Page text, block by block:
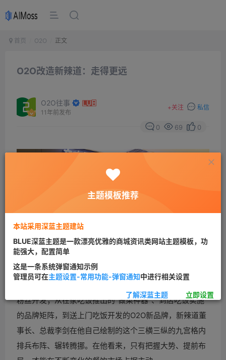
首页 O2O 正文
O2O改造新辣道：走得更远
O2O往事
11年前发布
+关注 私信
0 69 0
粉丝开发；从在家吃饭推出的“做菜神器”、到店吃饭实施
的品牌矩阵，到送上门吃饭开发的O2O新品牌，新辣道董
事长、总裁李剑在他自己绘制的这个三横三纵的九宫格内
排兵布阵、辗转腾挪。在他看来，只有把握大势、提前布
主题模板推荐
本站采用深蓝主题建站
BLUE深蓝主题是一款漂亮优雅的商城资讯类网站主题模板，功
能强大，配置简单
这是一条系统弹窗通知示例
管理员可在主题设置-常用功能-弹窗通知中进行相关设置
了解深蓝主题 立即设置